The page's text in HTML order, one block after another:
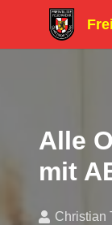
Alle
mit
Christian